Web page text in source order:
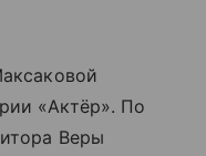
«Актёр». По
Веры